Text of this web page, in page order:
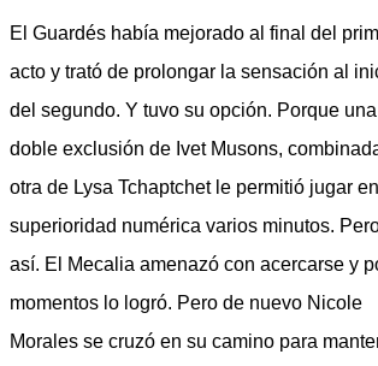
El Guardés había mejorado al final del
acto y trató de prolongar la sensación al
del segundo. Y tuvo su opción. Porque una
doble exclusión de Ivet Musons,
otra de Lysa Tchaptchet le permitió jugar en
superioridad numérica varios minutos.
así. El Mecalia amenazó con acercarse y
momentos lo logró. Pero de nuevo Nicole
Morales se cruzó en su camino para